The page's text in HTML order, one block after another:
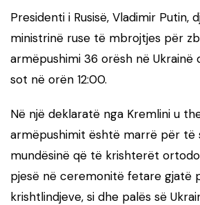
Presidenti i Rusisë, Vladimir Putin,
ministrinë ruse të mbrojtjes për
armëpushimi 36 orësh në Ukrainë
sot në orën 12:00.
Në një deklaratë nga Kremlini u
armëpushimit është marrë për të
mundësinë që të krishterët
pjesë në ceremonitë fetare gjatë
krishtlindjeve, si dhe palës së